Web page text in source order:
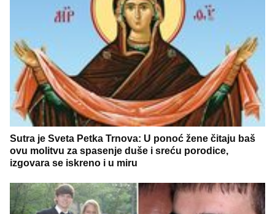
Sutra je Sveta Petka Trnova: U ponoć žene čitaju baš
ovu molitvu za spasenje duše i sreću porodice,
izgovara se iskreno i u miru